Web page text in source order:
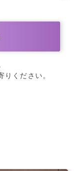
ください。